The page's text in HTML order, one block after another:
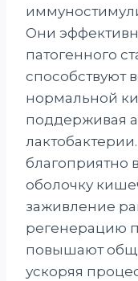
Они
патогенного
способствуют
нормальной
поддерживая
благоприятно
оболочку
заживление
регенерацию
повышают
ускоряя